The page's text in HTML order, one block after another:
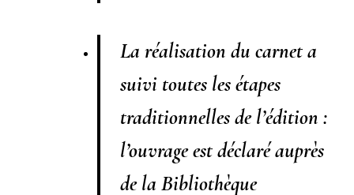
La réalisation du carnet a
suivi toutes les étapes
traditionnelles de l’édition :
l’ouvrage est déclaré auprès
de la Bibliothèque